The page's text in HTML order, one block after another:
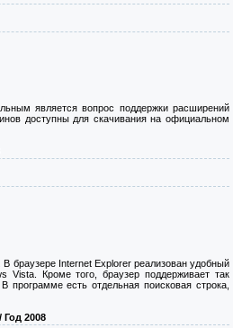
является вопрос поддержки расширений
доступны для скачивания на официальном
браузере Internet Explorer реализован удобный
Кроме того, браузер поддерживает так
есть отдельная поисковая строка,
Год 2008